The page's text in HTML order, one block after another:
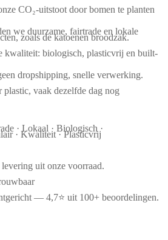
CO₂-uitstoot door bomen te planten
we duurzame, fairtrade en lokale
zoals de katoenen broodzak.
kwaliteit: biologisch, plasticvrij en built-
dropshipping, snelle verwerking.
plastic, vaak dezelfde dag nog
· Lokaal · Biologisch ·
· Kwaliteit · Plasticvrij
uit onze voorraad.
— 4,7⭐ uit 100+ beoordelingen.